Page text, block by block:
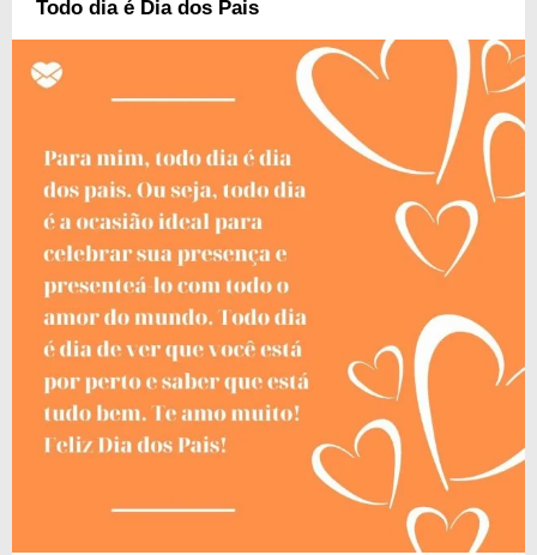
Todo dia é Dia dos Pais